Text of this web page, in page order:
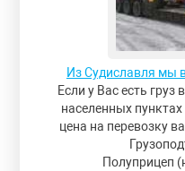
Из Судиславля мы
Если у Вас есть
населенных
цена на перевозку
Полуприцеп